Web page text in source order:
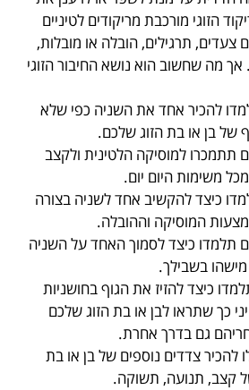
הזוגי מורכבת מריקודים לטיניים
צעדים, תרגילים, הובלה או מובלות,
אך מה שחשוב הוא נושא החיבור הזוגי
להכיר אחד את השניה כפי שלא
של בן או בת הזוג שלכם.
תתמכרו למוסיקה הלטינית ולקצב
משימות היום יום.
כיצד להקשיב אחד לשניה בצורה
המוסיקה וההובלה.
תלמדו כיצד לסמוך האחד על השניה
בשבילך.
כיצד להזיז את הגוף בחושניות
כך שתראו לבן או בת הזוג שלכם
גם בדרך אחרת.
להכיר צדדים נוספים של בן או בת
קצב, תנועה, תשוקה.